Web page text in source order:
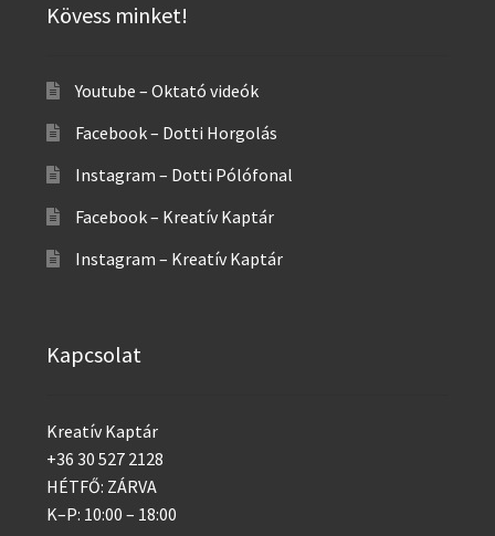
Kövess minket!
Youtube – Oktató videók
Facebook – Dotti Horgolás
Instagram – Dotti Pólófonal
Facebook – Kreatív Kaptár
Instagram – Kreatív Kaptár
Kapcsolat
Kreatív Kaptár
+36 30 527 2128
HÉTFŐ: ZÁRVA
K–P: 10:00 – 18:00